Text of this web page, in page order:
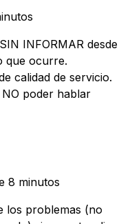
INFORMAR desde
que ocurre.
calidad de servicio.
poder hablar
8 minutos
los problemas (no